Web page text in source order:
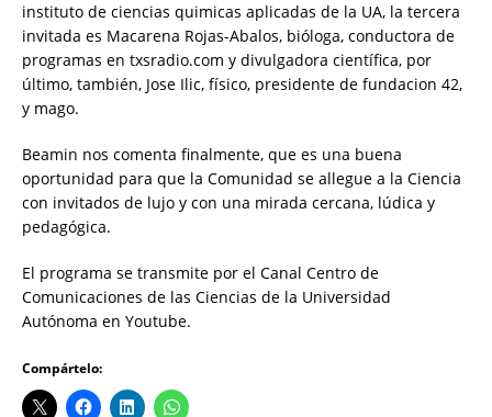
instituto de ciencias quimicas aplicadas de la UA, la tercera
invitada es Macarena Rojas-Abalos, bióloga, conductora de
programas en txsradio.com y divulgadora científica, por
último, también, Jose Ilic, físico, presidente de fundacion 42,
y mago.
Beamin nos comenta finalmente, que es una buena
oportunidad para que la Comunidad se allegue a la Ciencia
con invitados de lujo y con una mirada cercana, lúdica y
pedagógica.
El programa se transmite por el Canal Centro de
Comunicaciones de las Ciencias de la Universidad
Autónoma en Youtube.
Compártelo: